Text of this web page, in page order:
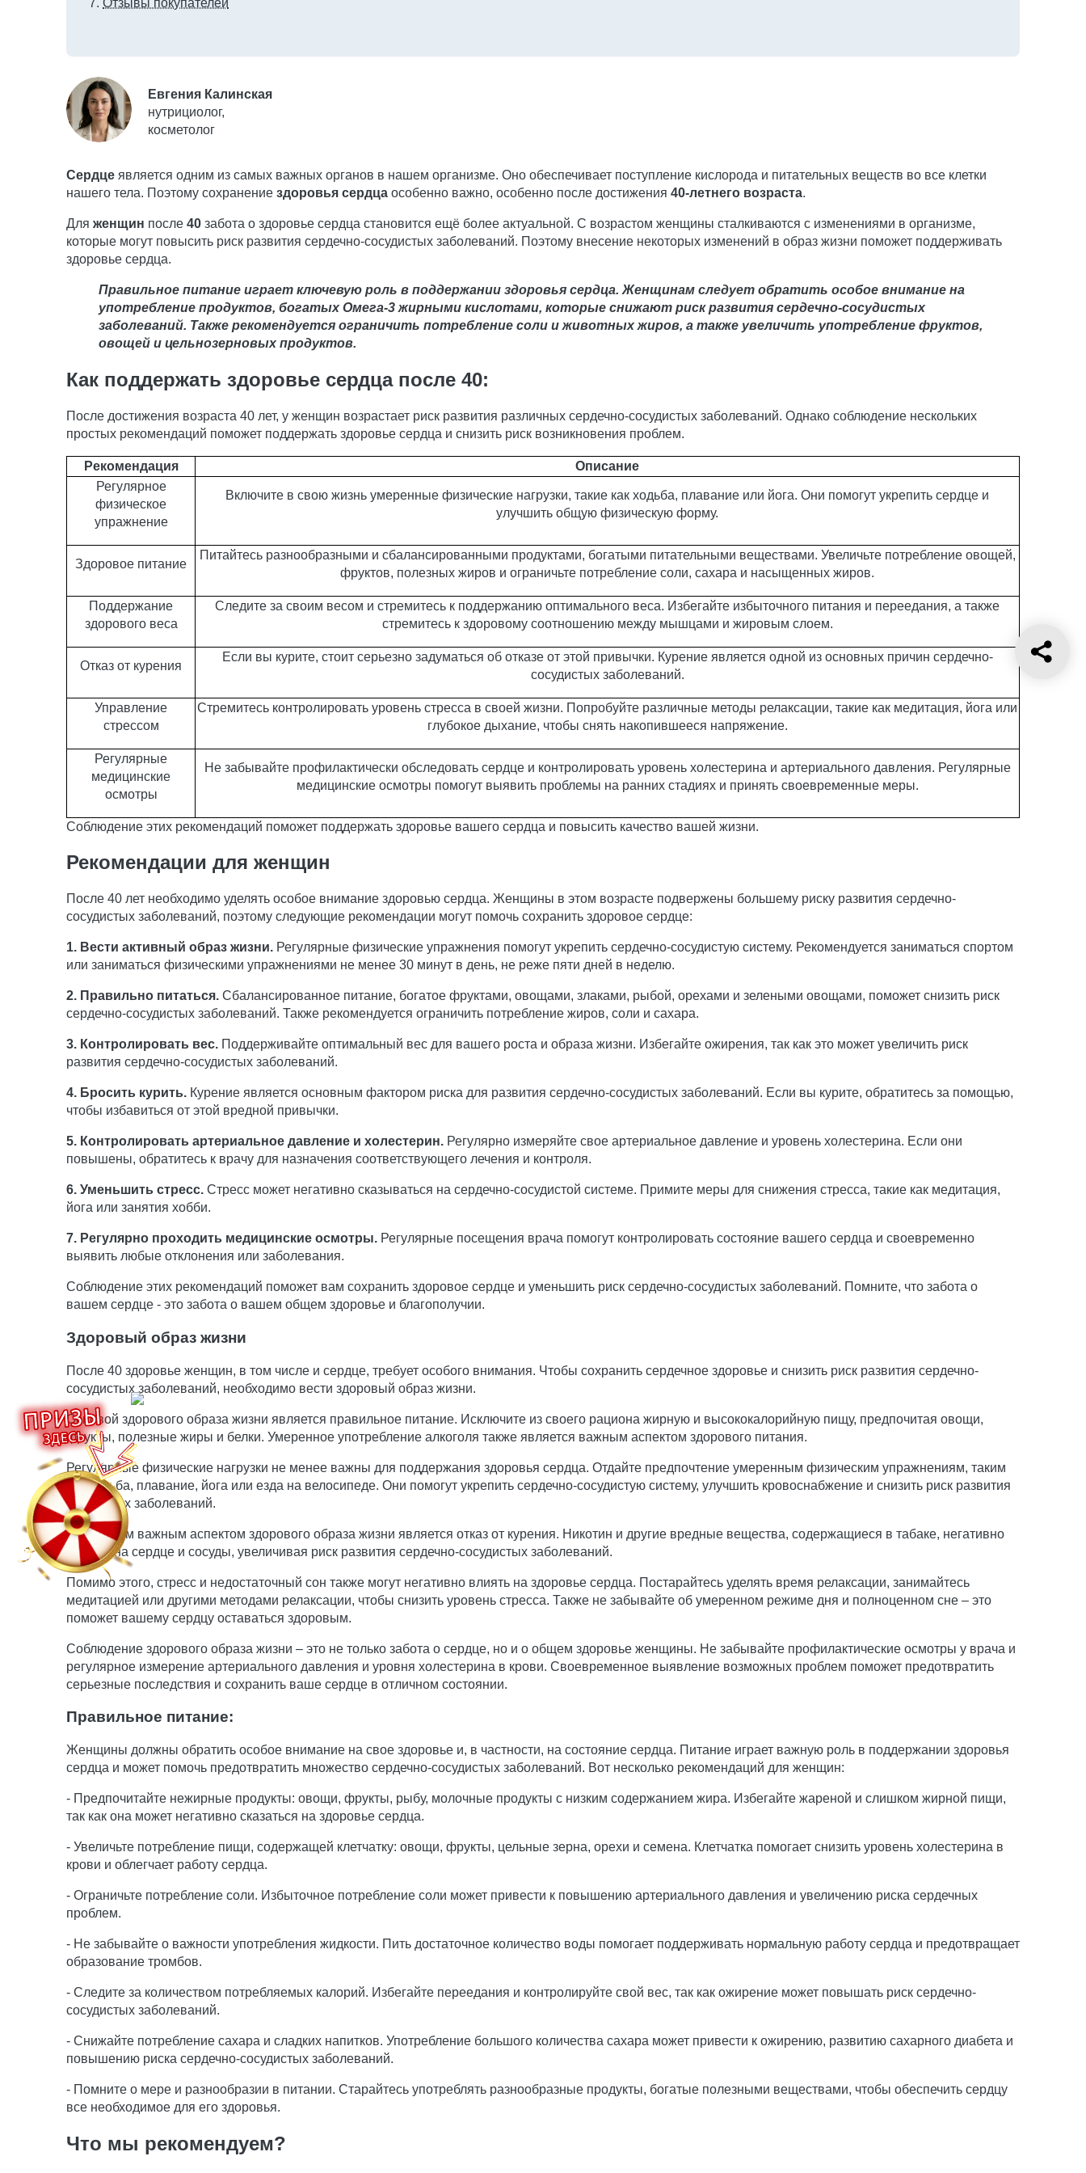
Евгения Калинская
нутрициолог,
косметолог
Сердце является одним из самых важных органов в нашем организме. Оно обеспечивает поступление кислорода и питательных веществ во все клетки
нашего тела. Поэтому сохранение здоровья сердца особенно важно, особенно после достижения 40-летнего возраста.
Для женщин после 40 забота о здоровье сердца становится ещё более актуальной. С возрастом женщины сталкиваются с изменениями в организме,
которые могут повысить риск развития сердечно-сосудистых заболеваний. Поэтому внесение некоторых изменений в образ жизни поможет поддерживать
здоровье сердца.
Правильное питание играет ключевую роль в поддержании здоровья сердца. Женщинам следует обратить особое внимание на
употребление продуктов, богатых Омега-3 жирными кислотами, которые снижают риск развития сердечно-сосудистых
заболеваний. Также рекомендуется ограничить потребление соли и животных жиров, а также увеличить употребление фруктов,
овощей и цельнозерновых продуктов.
Как поддержать здоровье сердца после 40:
После достижения возраста 40 лет, у женщин возрастает риск развития различных сердечно-сосудистых заболеваний. Однако соблюдение нескольких
простых рекомендаций поможет поддержать здоровье сердца и снизить риск возникновения проблем.
Рекомендация
Описание
Регулярное
физическое
упражнение
Включите в свою жизнь умеренные физические нагрузки, такие как ходьба, плавание или йога. Они помогут укрепить сердце и
улучшить общую физическую форму.
Здоровое питание
Питайтесь разнообразными и сбалансированными продуктами, богатыми питательными веществами. Увеличьте потребление овощей,
фруктов, полезных жиров и ограничьте потребление соли, сахара и насыщенных жиров.
Поддержание
здорового веса
Следите за своим весом и стремитесь к поддержанию оптимального веса. Избегайте избыточного питания и переедания, а также
стремитесь к здоровому соотношению между мышцами и жировым слоем.
Отказ от курения
Если вы курите, стоит серьезно задуматься об отказе от этой привычки. Курение является одной из основных причин сердечно-
сосудистых заболеваний.
Управление
стрессом
Стремитесь контролировать уровень стресса в своей жизни. Попробуйте различные методы релаксации, такие как медитация, йога или
глубокое дыхание, чтобы снять накопившееся напряжение.
Регулярные
медицинские
осмотры
Не забывайте профилактически обследовать сердце и контролировать уровень холестерина и артериального давления. Регулярные
медицинские осмотры помогут выявить проблемы на ранних стадиях и принять своевременные меры.
Соблюдение этих рекомендаций поможет поддержать здоровье вашего сердца и повысить качество вашей жизни.
Рекомендации для женщин
После 40 лет необходимо уделять особое внимание здоровью сердца. Женщины в этом возрасте подвержены большему риску развития сердечно-
сосудистых заболеваний, поэтому следующие рекомендации могут помочь сохранить здоровое сердце:
1. Вести активный образ жизни. Регулярные физические упражнения помогут укрепить сердечно-сосудистую систему. Рекомендуется заниматься спортом
или заниматься физическими упражнениями не менее 30 минут в день, не реже пяти дней в неделю.
2. Правильно питаться. Сбалансированное питание, богатое фруктами, овощами, злаками, рыбой, орехами и зелеными овощами, поможет снизить риск
сердечно-сосудистых заболеваний. Также рекомендуется ограничить потребление жиров, соли и сахара.
3. Контролировать вес. Поддерживайте оптимальный вес для вашего роста и образа жизни. Избегайте ожирения, так как это может увеличить риск
развития сердечно-сосудистых заболеваний.
4. Бросить курить. Курение является основным фактором риска для развития сердечно-сосудистых заболеваний. Если вы курите, обратитесь за помощью,
чтобы избавиться от этой вредной привычки.
5. Контролировать артериальное давление и холестерин. Регулярно измеряйте свое артериальное давление и уровень холестерина. Если они
повышены, обратитесь к врачу для назначения соответствующего лечения и контроля.
6. Уменьшить стресс. Стресс может негативно сказываться на сердечно-сосудистой системе. Примите меры для снижения стресса, такие как медитация,
йога или занятия хобби.
7. Регулярно проходить медицинские осмотры. Регулярные посещения врача помогут контролировать состояние вашего сердца и своевременно
выявить любые отклонения или заболевания.
Соблюдение этих рекомендаций поможет вам сохранить здоровое сердце и уменьшить риск сердечно-сосудистых заболеваний. Помните, что забота о
вашем сердце - это забота о вашем общем здоровье и благополучии.
Здоровый образ жизни
После 40 здоровье женщин, в том числе и сердце, требует особого внимания. Чтобы сохранить сердечное здоровье и снизить риск развития сердечно-
сосудистых заболеваний, необходимо вести здоровый образ жизни.
Основой здорового образа жизни является правильное питание. Исключите из своего рациона жирную и высококалорийную пищу, предпочитая овощи,
фрукты, полезные жиры и белки. Умеренное употребление алкоголя также является важным аспектом здорового питания.
Регулярные физические нагрузки не менее важны для поддержания здоровья сердца. Отдайте предпочтение умеренным физическим упражнениям, таким
как ходьба, плавание, йога или езда на велосипеде. Они помогут укрепить сердечно-сосудистую систему, улучшить кровоснабжение и снизить риск развития
сердечных заболеваний.
Еще одним важным аспектом здорового образа жизни является отказ от курения. Никотин и другие вредные вещества, содержащиеся в табаке, негативно
влияют на сердце и сосуды, увеличивая риск развития сердечно-сосудистых заболеваний.
Помимо этого, стресс и недостаточный сон также могут негативно влиять на здоровье сердца. Постарайтесь уделять время релаксации, занимайтесь
медитацией или другими методами релаксации, чтобы снизить уровень стресса. Также не забывайте об умеренном режиме дня и полноценном сне – это
поможет вашему сердцу оставаться здоровым.
Соблюдение здорового образа жизни – это не только забота о сердце, но и о общем здоровье женщины. Не забывайте профилактические осмотры у врача и
регулярное измерение артериального давления и уровня холестерина в крови. Своевременное выявление возможных проблем поможет предотвратить
серьезные последствия и сохранить ваше сердце в отличном состоянии.
Правильное питание:
Женщины должны обратить особое внимание на свое здоровье и, в частности, на состояние сердца. Питание играет важную роль в поддержании здоровья
сердца и может помочь предотвратить множество сердечно-сосудистых заболеваний. Вот несколько рекомендаций для женщин:
- Предпочитайте нежирные продукты: овощи, фрукты, рыбу, молочные продукты с низким содержанием жира. Избегайте жареной и слишком жирной пищи,
так как она может негативно сказаться на здоровье сердца.
- Увеличьте потребление пищи, содержащей клетчатку: овощи, фрукты, цельные зерна, орехи и семена. Клетчатка помогает снизить уровень холестерина в
крови и облегчает работу сердца.
- Ограничьте потребление соли. Избыточное потребление соли может привести к повышению артериального давления и увеличению риска сердечных
проблем.
- Не забывайте о важности употребления жидкости. Пить достаточное количество воды помогает поддерживать нормальную работу сердца и предотвращает
образование тромбов.
- Следите за количеством потребляемых калорий. Избегайте переедания и контролируйте свой вес, так как ожирение может повышать риск сердечно-
сосудистых заболеваний.
- Снижайте потребление сахара и сладких напитков. Употребление большого количества сахара может привести к ожирению, развитию сахарного диабета и
повышению риска сердечно-сосудистых заболеваний.
- Помните о мере и разнообразии в питании. Старайтесь употреблять разнообразные продукты, богатые полезными веществами, чтобы обеспечить сердцу
все необходимое для его здоровья.
Что мы рекомендуем?